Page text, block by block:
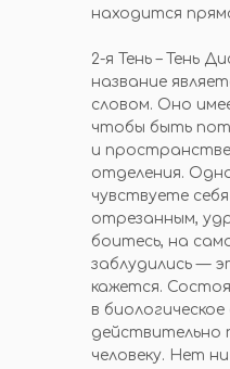
находится
2-я Тень – Тень
название
словом. Оно
чтобы быть
и
отделения.
чувствуете
отрезанным,
боитесь, на
заблудились —
кажется.
в
действительно
человеку. Нет